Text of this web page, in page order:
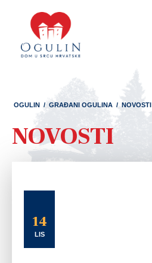
OGULIN / GRAĐANI OGULINA / NOVOSTI
NOVOSTI
14
LIS